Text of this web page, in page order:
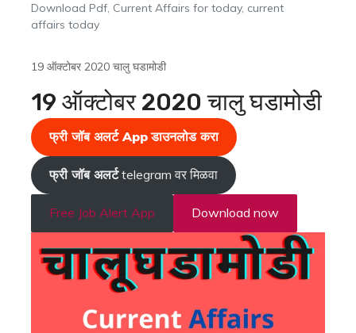
Download Pdf, Current Affairs for today, current
affairs today
19 ऑक्टोबर 2020 चालु घडामोडी
19 ऑक्टोबर 2020 चालु घडामोडी
फ्री जॉब अलर्ट App डाउनलोड करा
फ्री जॉब अलर्टtelegram वर मिळवा
Free Job Alert App Download now